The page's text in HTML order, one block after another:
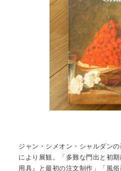
ジャン・シメオン・シャルダン
により展観。「多難な門出と初
用具』と最初の注文制作」「風